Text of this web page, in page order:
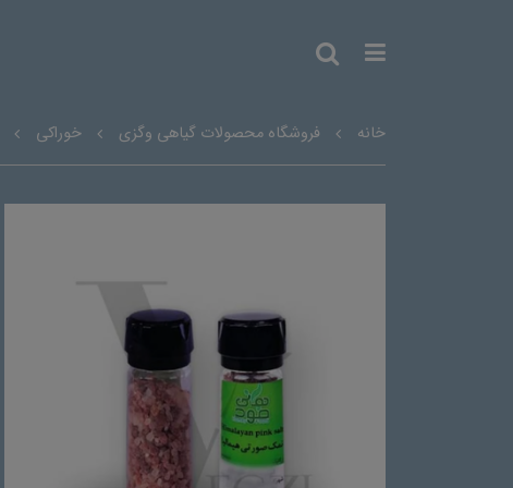
خانه فروشگاه محصولات گیاهی وگزی خوراکی